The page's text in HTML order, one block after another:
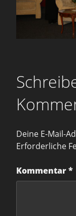
Deine E-Mail-
Erforderliche
Kommentar*